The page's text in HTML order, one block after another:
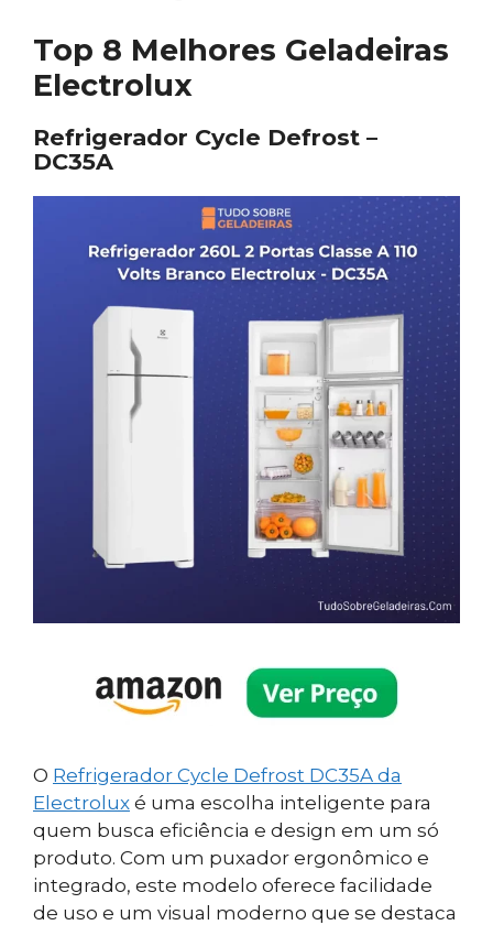
Top 8 Melhores Geladeiras
Electrolux
Refrigerador Cycle Defrost –
DC35A
O Refrigerador Cycle Defrost DC35A da
Electrolux é uma escolha inteligente para
quem busca eficiência e design em um só
produto. Com um puxador ergonômico e
integrado, este modelo oferece facilidade
de uso e um visual moderno que se destaca